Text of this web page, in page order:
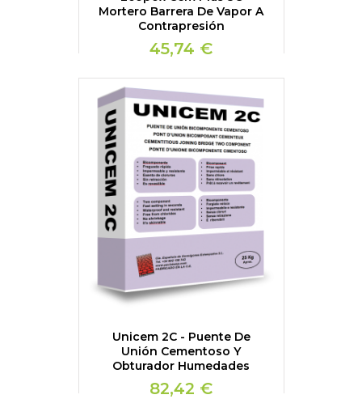
Mortero Barrera De Vapor A
Contrapresión
45,74 €
Unicem 2C - Puente De
Unión Cementoso Y
Obturador Humedades
82,42 €